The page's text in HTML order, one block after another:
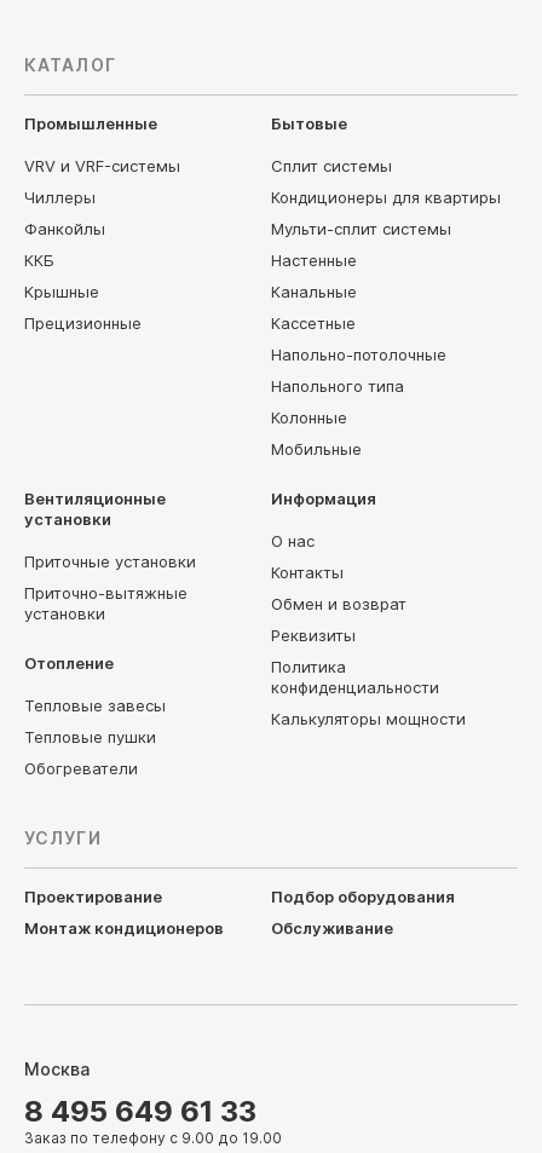
КАТАЛОГ
Промышленные
VRV и VRF-системы
Чиллеры
Фанкойлы
ККБ
Крышные
Прецизионные
Бытовые
Сплит системы
Кондиционеры для квартиры
Мульти-сплит системы
Настенные
Канальные
Кассетные
Напольно-потолочные
Напольного типа
Колонные
Мобильные
Вентиляционные
установки
Приточные установки
Приточно-вытяжные
установки
Отопление
Тепловые завесы
Тепловые пушки
Обогреватели
Информация
О нас
Контакты
Обмен и возврат
Реквизиты
Политика
конфиденциальности
Калькуляторы мощности
УСЛУГИ
Проектирование
Подбор оборудования
Монтаж кондиционеров
Обслуживание
Москва
8 495 649 61 33
Заказ по телефону с 9.00 до 19.00